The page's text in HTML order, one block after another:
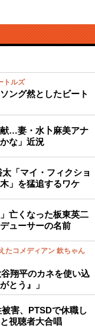
トルズ
ング然としたビート
…妻・水卜麻美アナ
な」近況
「マイ・フィクショ
」を猛追するワケ
亡くなった板東英二
ューサーの名前
たコメディアン 欽ちゃん
翔平のカネを使い込
とう』」
害、PTSDで休職し
視聴者大合唱